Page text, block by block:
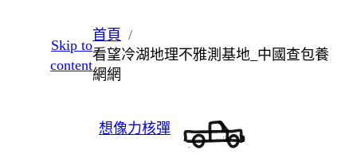
Skip to
content
首頁
看望冷湖地理不雅測基地_中國查包養
網網
想像力核彈